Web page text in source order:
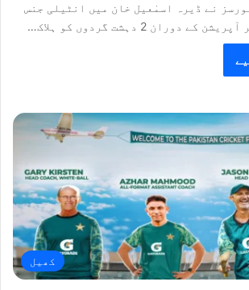
نے ڈیرہ اسمٰعیل خان میں انٹیلی جنس
دوران 2 دہشت گردوں کو ہلاک…
کھیل